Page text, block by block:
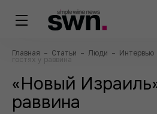
Главная – Статьи – Люди – Интервью
гостях у раввина
«Новый
раввина